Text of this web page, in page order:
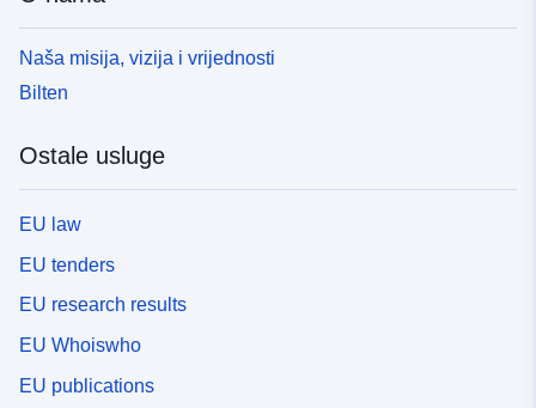
Naša misija, vizija i vrijednosti
Bilten
Ostale usluge
EU law
EU tenders
EU research results
EU Whoiswho
EU publications